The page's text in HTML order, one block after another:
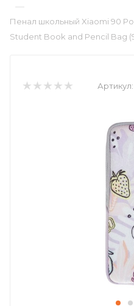
—
Пенал школьный Xiaomi 90
Student Book and Pencil Bag
Артикул: